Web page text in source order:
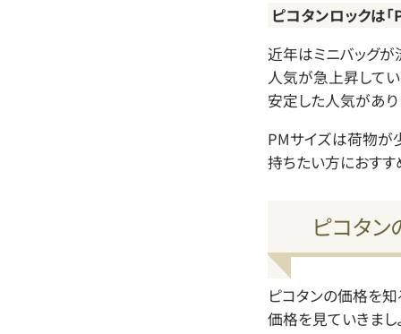
ピコタンロックは「
近年はミニバッグ
人気が急上昇して
安定した人気があり
PMサイズは荷物が
持ちたい方におすす
ピコタ
ピコタンの価格を
価格を見ていきまし